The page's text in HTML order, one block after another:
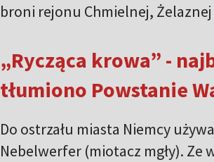
broni rejonu Chmielnej,
„Rycząca krowa” -
tłumiono Powstanie
Do ostrzału miasta Niemcy
Nebelwerfer (miotacz mgły). Ze